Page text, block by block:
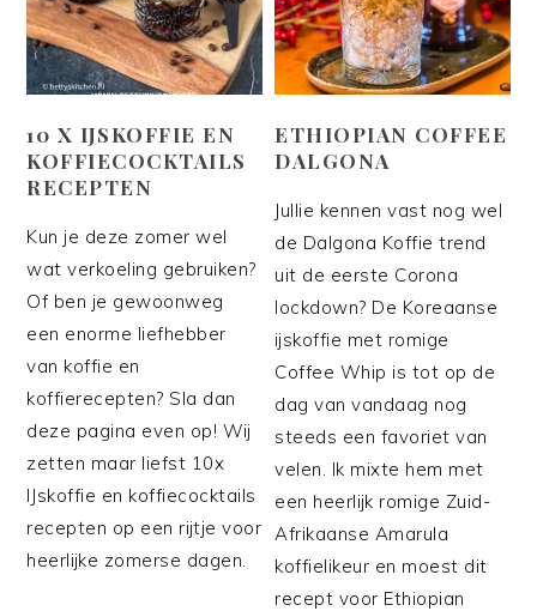
10 X IJSKOFFIE EN
KOFFIECOCKTAILS
RECEPTEN
Kun je deze zomer wel
wat verkoeling gebruiken?
Of ben je gewoonweg
een enorme liefhebber
van koffie en
koffierecepten? Sla dan
deze pagina even op! Wij
zetten maar liefst 10x
IJskoffie en koffiecocktails
recepten op een rijtje voor
heerlijke zomerse dagen.
ETHIOPIAN COFFEE
DALGONA
Jullie kennen vast nog wel
de Dalgona Koffie trend
uit de eerste Corona
lockdown? De Koreaanse
ijskoffie met romige
Coffee Whip is tot op de
dag van vandaag nog
steeds een favoriet van
velen. Ik mixte hem met
een heerlijk romige Zuid-
Afrikaanse Amarula
koffielikeur en moest dit
recept voor Ethiopian